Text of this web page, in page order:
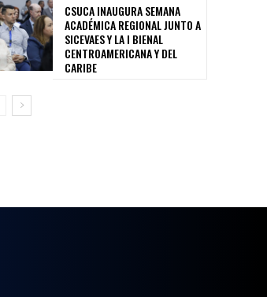
CSUCA INAUGURA SEMANA
ACADÉMICA REGIONAL JUNTO A
SICEVAES Y LA I BIENAL
CENTROAMERICANA Y DEL
CARIBE